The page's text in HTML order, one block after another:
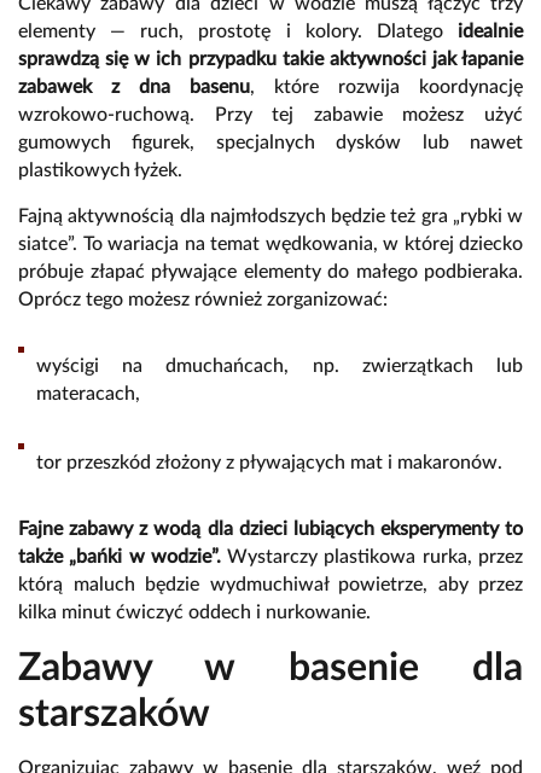
elementy — ruch, prostotę i kolory. Dlatego idealnie
sprawdzą się w ich przypadku takie aktywności jak łapanie
zabawek z dna basenu, które rozwija koordynację
wzrokowo-ruchową. Przy tej zabawie możesz użyć
gumowych figurek, specjalnych dysków lub nawet
plastikowych łyżek.
Fajną aktywnością dla najmłodszych będzie też gra „rybki w
siatce”. To wariacja na temat wędkowania, w której dziecko
próbuje złapać pływające elementy do małego podbieraka.
Oprócz tego możesz również zorganizować:
wyścigi na dmuchańcach, np. zwierzątkach lub
materacach,
tor przeszkód złożony z pływających mat i makaronów.
Fajne zabawy z wodą dla dzieci lubiących eksperymenty to
także „bańki w wodzie”.Wystarczy plastikowa rurka, przez
którą maluch będzie wydmuchiwał powietrze, aby przez
kilka minut ćwiczyć oddech i nurkowanie.
Zabawy w basenie dla
starszaków
Organizując zabawy w basenie dla starszaków, weź pod